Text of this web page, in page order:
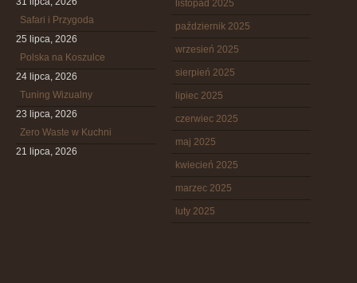
Safari i Przygoda
25 lipca, 2026
Polska na Koszulce
24 lipca, 2026
Tuning Wizualny
23 lipca, 2026
Zero Waste w Kuchni
21 lipca, 2026
listopad 2025
październik 2025
wrzesień 2025
sierpień 2025
lipiec 2025
czerwiec 2025
maj 2025
kwiecień 2025
marzec 2025
luty 2025